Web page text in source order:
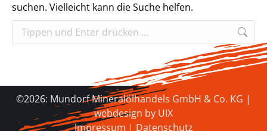
suchen. Vielleicht kann die Suche helfen.
Search:
©2026: Mundorf Mineralölhandels GmbH & Co. KG |
webdesign by UIX
Impressum | Datenschutz